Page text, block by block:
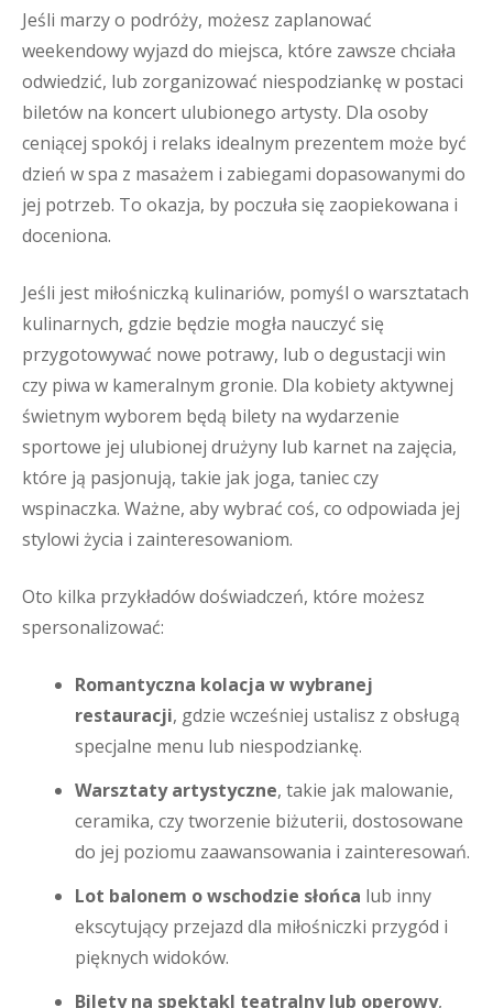
Jeśli marzy o podróży, możesz zaplanować
weekendowy wyjazd do miejsca, które zawsze chciała
odwiedzić, lub zorganizować niespodziankę w postaci
biletów na koncert ulubionego artysty. Dla osoby
ceniącej spokój i relaks idealnym prezentem może być
dzień w spa z masażem i zabiegami dopasowanymi do
jej potrzeb. To okazja, by poczuła się zaopiekowana i
doceniona.
Jeśli jest miłośniczką kulinariów, pomyśl o warsztatach
kulinarnych, gdzie będzie mogła nauczyć się
przygotowywać nowe potrawy, lub o degustacji win
czy piwa w kameralnym gronie. Dla kobiety aktywnej
świetnym wyborem będą bilety na wydarzenie
sportowe jej ulubionej drużyny lub karnet na zajęcia,
które ją pasjonują, takie jak joga, taniec czy
wspinaczka. Ważne, aby wybrać coś, co odpowiada jej
stylowi życia i zainteresowaniom.
Oto kilka przykładów doświadczeń, które możesz
spersonalizować:
Romantyczna kolacja w wybranej
restauracji, gdzie wcześniej ustalisz z obsługą
specjalne menu lub niespodziankę.
Warsztaty artystyczne, takie jak malowanie,
ceramika, czy tworzenie biżuterii, dostosowane
do jej poziomu zaawansowania i zainteresowań.
Lot balonem o wschodzie słońca lub inny
ekscytujący przejazd dla miłośniczki przygód i
pięknych widoków.
Bilety na spektakl teatralny lub operowy,